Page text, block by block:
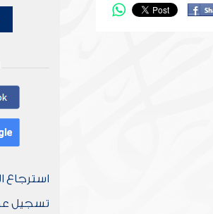
استرجاع
تسجيل